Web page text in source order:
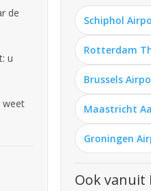
de
u
weet
Schiphol
Rotterdam
Brussels
Maastricht
Groningen
Ook vanuit